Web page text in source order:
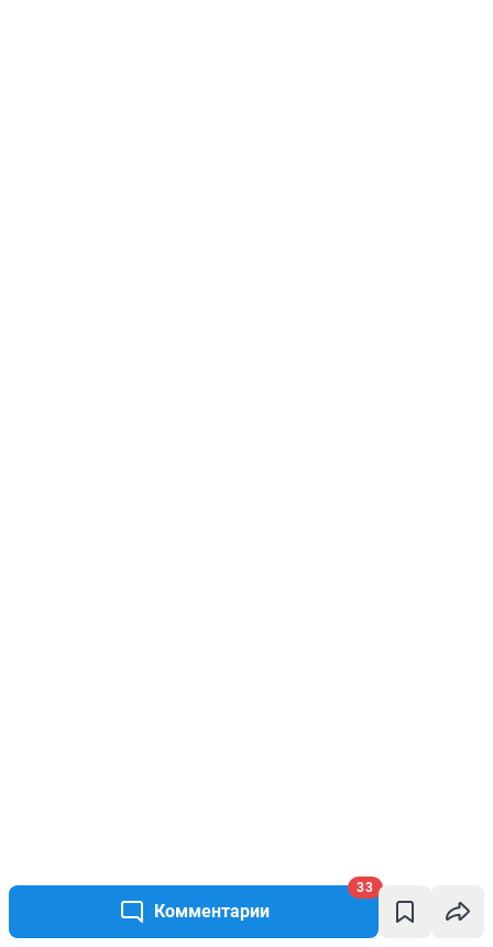
Комментарии
33